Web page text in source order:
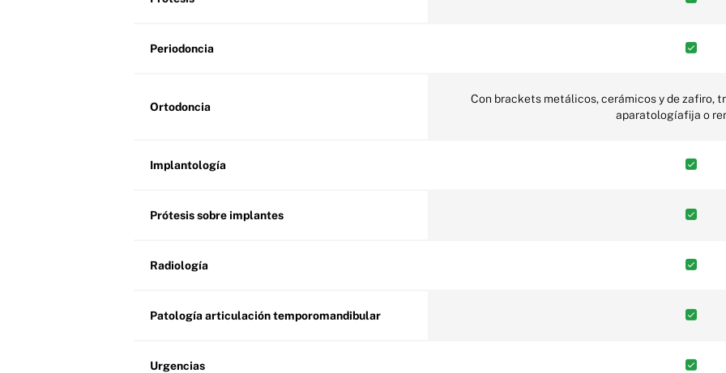
Periodoncia
Ortodoncia
Con brackets metálicos, cerámicos y de zafiro, tratamiento Damon, tratamiento con
aparatologíafija o
Implantología
Prótesis sobre implantes
Radiología
Patología articulación temporomandibular
Urgencias